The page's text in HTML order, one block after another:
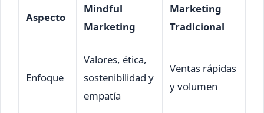
Aspecto
Mindful
Marketing
Marketing
Tradicional
Enfoque
Valores, ética,
sostenibilidad y
empatía
Ventas rápidas
y volumen